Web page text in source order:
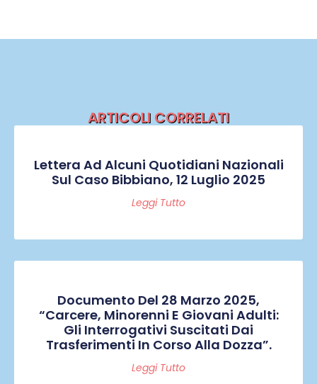
ARTICOLI CORRELATI
Lettera Ad Alcuni Quotidiani Nazionali
Sul Caso Bibbiano, 12 Luglio 2025
Leggi Tutto
Documento Del 28 Marzo 2025,
“Carcere, Minorenni E Giovani Adulti:
Gli Interrogativi Suscitati Dai
Trasferimenti In Corso Alla Dozza”.
Leggi Tutto